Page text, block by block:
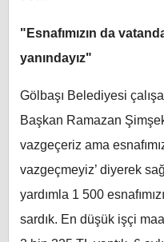
"Esnafımızın da
yanındayız"
Gölbaşı Belediyesi
Başkan Ramazan
vazgeçeriz ama
vazgeçmeyiz’ diyerek
yardımla 1 500
sardık. En düşük işçi